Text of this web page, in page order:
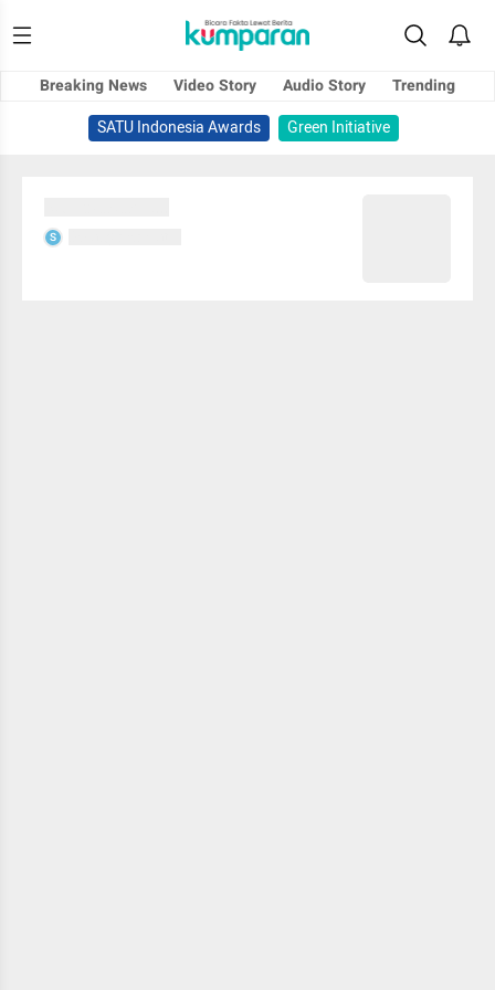
Breaking News Video Story Audio Story
Trending
SATU Indonesia Awards
Green Initiative
S